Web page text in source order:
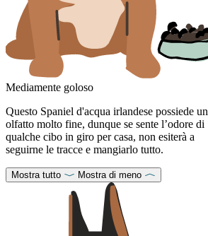
Mediamente goloso
Questo Spaniel d'acqua irlandese possiede un
olfatto molto fine, dunque se sente l’odore di
qualche cibo in giro per casa, non esiterà a
seguirne le tracce e mangiarlo tutto.
Mostra tutto Mostra di meno